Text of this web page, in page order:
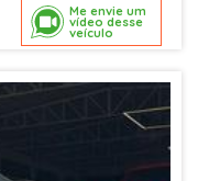
Me envie um
vídeo desse
veículo